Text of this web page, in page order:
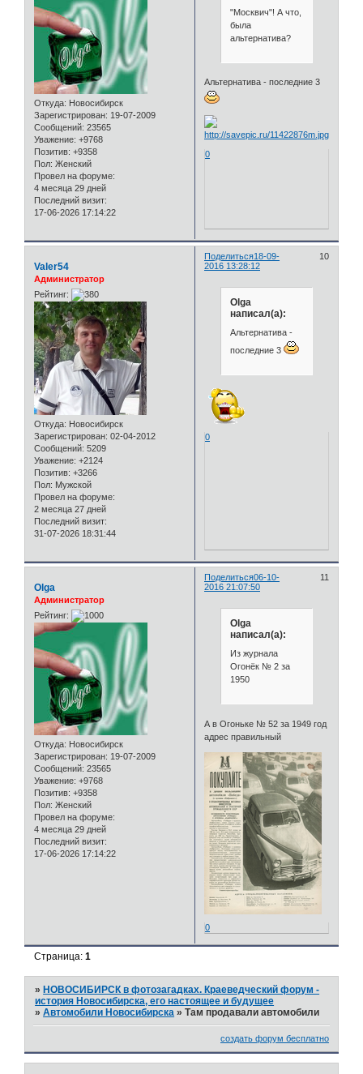
Откуда: Новосибирск
Зарегистрирован: 19-07-2009
Сообщений: 23565
Уважение: +9768
Позитив: +9358
Пол: Женский
Провел на форуме:
4 месяца 29 дней
Последний визит:
17-06-2026 17:14:22
"Москвич"! А что,
была
альтернатива?
Альтернатива - последние 3
0
Поделиться 10
18-09-
2016 13:28:12
Valer54
Администратор
Рейтинг:
Откуда: Новосибирск
Зарегистрирован: 02-04-2012
Сообщений: 5209
Уважение: +2124
Позитив: +3266
Пол: Мужской
Провел на форуме:
2 месяца 27 дней
Последний визит:
31-07-2026 18:31:44
Olga
написал(а):
Альтернатива -
последние 3
0
Поделиться 11
06-10-
2016 21:07:50
Olga
Администратор
Рейтинг:
Откуда: Новосибирск
Зарегистрирован: 19-07-2009
Сообщений: 23565
Уважение: +9768
Позитив: +9358
Пол: Женский
Провел на форуме:
4 месяца 29 дней
Последний визит:
17-06-2026 17:14:22
Olga
написал(а):
Из журнала
Огонёк № 2 за
1950
А в Огоньке № 52 за 1949 год
адрес правильный
0
Страница:1
» НОВОСИБИРСК в фотозагадках. Краеведческий форум -
история Новосибирска, его настоящее и будущее
»Автомобили Новосибирска »Там продавали автомобили
создать форум бесплатно